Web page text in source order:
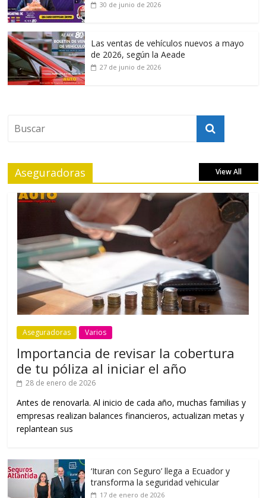
30 de junio de 2026
Las ventas de vehículos nuevos a mayo
de 2026, según la Aeade
27 de junio de 2026
Aseguradoras View All
Aseguradoras Varios
Importancia de revisar la cobertura
de tu póliza al iniciar el año
28 de enero de 2026
Antes de renovarla. Al inicio de cada año, muchas familias y
empresas realizan balances financieros, actualizan metas y
replantean sus
‘Ituran con Seguro’ llega a Ecuador y
transforma la seguridad vehicular
17 de enero de 2026